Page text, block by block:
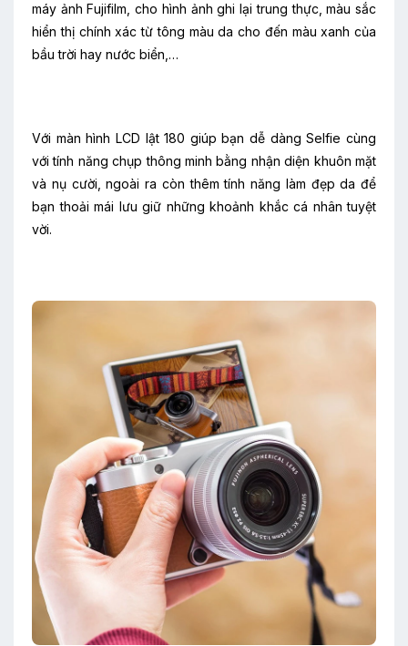
máy ảnh Fujifilm, cho hình ảnh ghi lại trung thực, màu sắc
hiển thị chính xác từ tông màu da cho đến màu xanh của
bầu trời hay nước biển,…
Với màn hình LCD lật 180 giúp bạn dễ dàng Selfie cùng
với tính năng chụp thông minh bằng nhận diện khuôn mặt
và nụ cười, ngoài ra còn thêm tính năng làm đẹp da để
bạn thoải mái lưu giữ những khoảnh khắc cá nhân tuyệt
vời.